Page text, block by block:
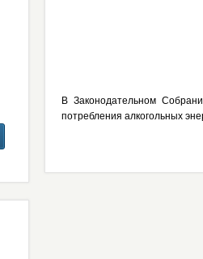
В Законодательном
потребления алкогольных